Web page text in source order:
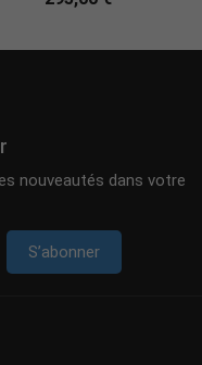
nouveautés dans votre
S’abonner